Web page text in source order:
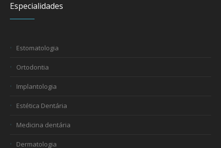
Especialidades
Estomatologia
Ortodontia
Implantologia
Estética Dentária
Medicina dentária
Dermatologia